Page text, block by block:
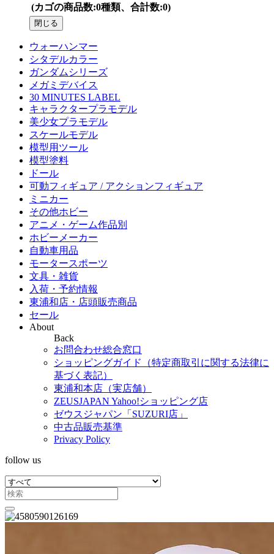
(カゴの商品数:0種類、合計数:0)
閉じる
ウォーハンマー
シタデルカラー
ガンダムシリーズ
メガミデバイス
30 MINUTES LABEL
キャラクタープラモデル
美少女プラモデル
スケールモデル
模型用ツール
模型塗料
ドール
可動フィギュア / アクションフィギュア
ミニカー
その他ホビー
アニメ・ゲーム作品別
ホビーメーカー
自動車用品
モータースポーツ
文具・雑貨
入荷・予約情報
東浦和店・店頭販売商品
セール
About
Back
お問合わせ総合窓口
ショッピングガイド（特定商取引に関する法律に
基づく表記）
東浦和本店（実店舗）
ZEUSJAPAN Yahoo!ショッピング店
ゼウスジャパン「SUZURI店」
中古品販売基準
Privacy Policy
follow us